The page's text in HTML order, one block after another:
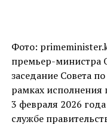
Фото:
премьер-министра
заседание Совета
рамках исполнения
3 февраля 2026
службе